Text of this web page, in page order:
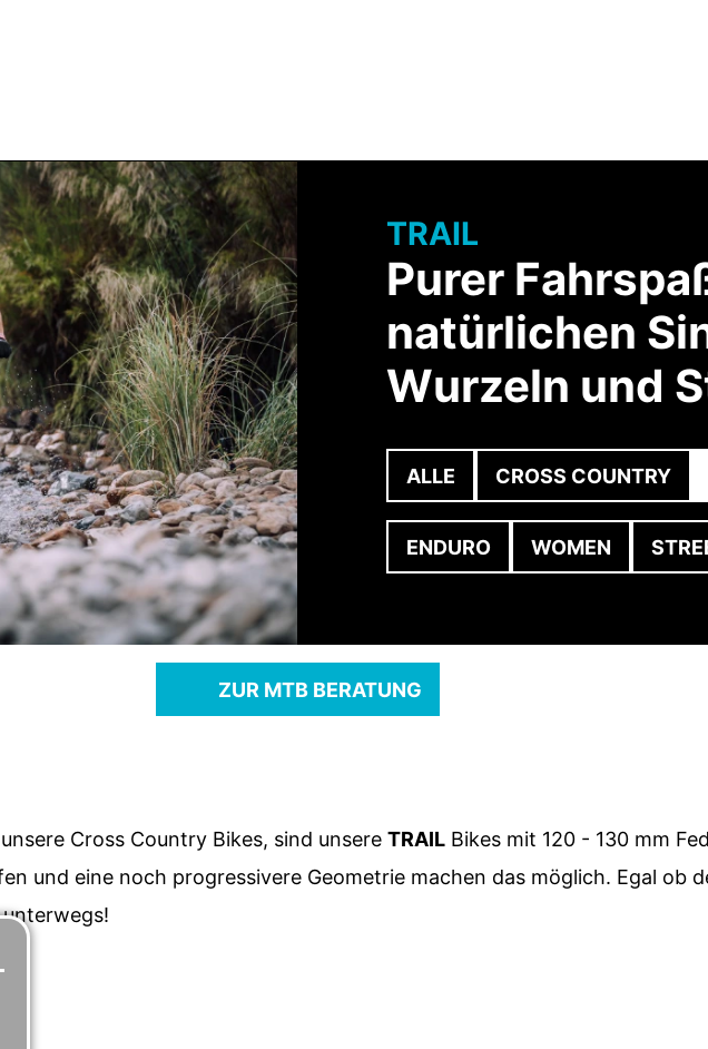
TRAIL
Purer
natürlichen
Wurzeln und
ALLE CROSS COUNTRY
ENDURO WOMEN
ZUR MTB BERATUNG
Cross Country Bikes, sind unsere TRAIL Bikes mit 120 - 130 mm
und eine noch progressivere Geometrie machen das möglich. Egal ob